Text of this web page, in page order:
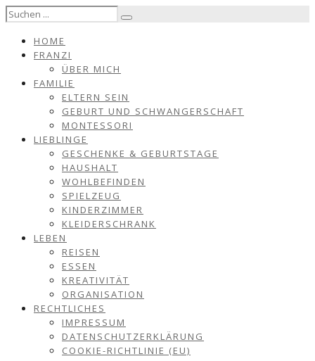
HOME
FRANZI
ÜBER MICH
FAMILIE
ELTERN SEIN
GEBURT UND SCHWANGERSCHAFT
MONTESSORI
LIEBLINGE
GESCHENKE & GEBURTSTAGE
HAUSHALT
WOHLBEFINDEN
SPIELZEUG
KINDERZIMMER
KLEIDERSCHRANK
LEBEN
REISEN
ESSEN
KREATIVITÄT
ORGANISATION
RECHTLICHES
IMPRESSUM
DATENSCHUTZERKLÄRUNG
COOKIE-RICHTLINIE (EU)